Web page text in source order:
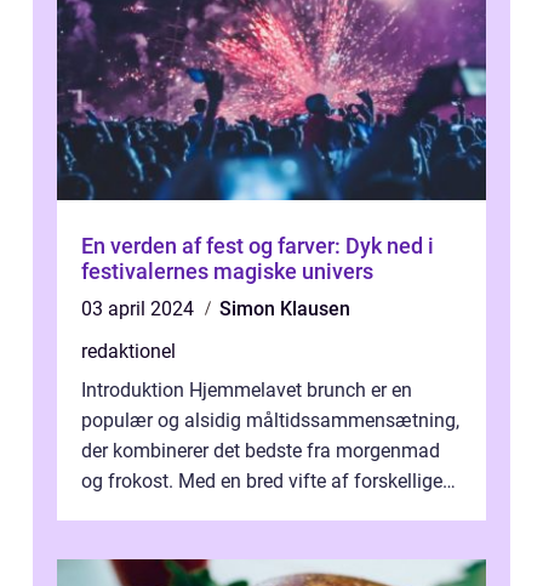
En verden af fest og farver: Dyk ned i
festivalernes magiske univers
03 april 2024
Simon Klausen
redaktionel
Introduktion Hjemmelavet brunch er en
populær og alsidig måltidssammensætning,
der kombinerer det bedste fra morgenmad
og frokost. Med en bred vifte af forskellige